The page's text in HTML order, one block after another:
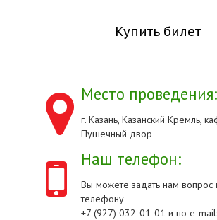
Купить билет
Место проведения:
г. Казань, Казанский Кремль,
Пушечный двор
Наш телефон:
Вы можете задать нам вопрос
телефону
+7 (927) 032-01-01 и по e-mail: